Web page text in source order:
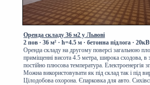
Оренда складу 36 м2 у Львові
2 пов · 36 м² · h=4.5 м · бетонна підлога ·
Оренда складу на другому поверсі загальною
приміщенні висота 4.5 метра, широка сходова, в
постійно плюсова температура. Електроенергія
Можна використовувати як під склад так і під
Цілодобова охорона. Єпарковка для авто.